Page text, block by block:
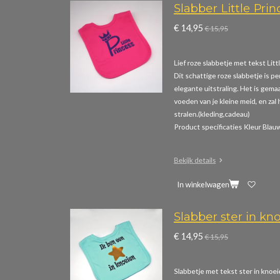
Slabber Little
€ 14,95 € 15,95
Lief roze slabbetje met tekst
Dit schattige roze slabbetje is
elegante uitstraling. Het is
voeden van je kleine meid, en
stralen.(kleding,cadeau)
Product specificaties Kleur
Bekijk details
In winkelwagen
Slabber ster in
€ 14,95 € 15,95
Slabbetje met tekst ster in